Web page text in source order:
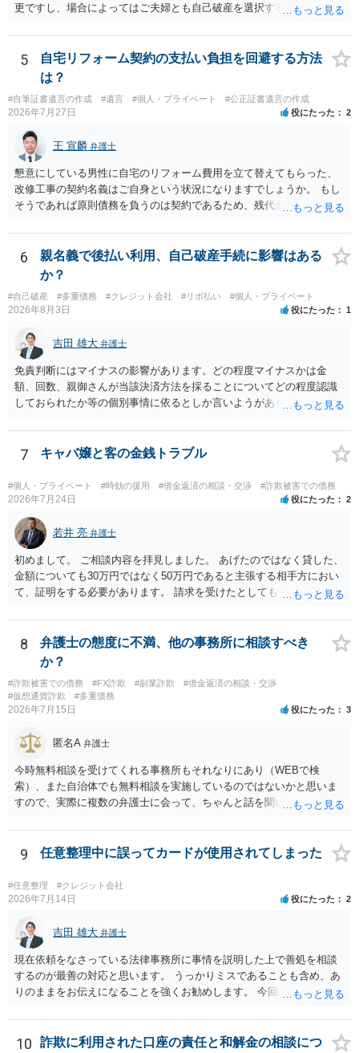
更ですし、場合によってはご夫婦とも自己破産を選択する方法もある
5
自宅リフォーム契約の支払い負担を回避する方法
は？
#自筆証書遺言の作成 #遺言 #個人・プライベート #公正証書遺言の作成
2026年7月27日 役にたった 2
王 宣麟 弁護士
懇意にしている男性に自宅のリフォーム費用を立て替えてもらった、
改修工事の契約名義はご自身という状況になりますでしょうか。 もし
そうであれば原則債務を負うのは契約であるため、残代金を捻出して
ます。 入籍した場合でも、原則契約者が単独で全ての債務を負うこと
には変わりがありません。 なかなか対応に難しい案件であり、公開の
場でアドバイスを行うのも限界があるように思われますので、資料等
を持参のうえ個別に弁護士に相談されることをお勧めします。
6
親名義で後払い利用、自己破産手続に影響はある
か？
#自己破産 #多重債務 #クレジット会社 #リボ払い #個人・プライベート
2026年8月3日 役にたった 1
吉田 雄大 弁護士
免責判断にはマイナスの影響があります。どの程度マイナスかは金
額、回数、親御さんが当該決済方法を採ることについてどの程度認識
しておられたか等の個別事情に依るとしか言いようがありません。 と
なって相談し、善後策を考えることをお勧めします。
7 キャバ嬢と客の金銭トラブル
#個人・プライベート #時効の援用 #借金返済の相談・交渉 #詐欺被害での債務
2026年7月24日 役にたった 2
若井 亮 弁護士
初めまして。 ご相談内容を拝見しました。 あげたのではなく貸した、
金額についても30万円ではなく50万円であると主張する相手方におい
て、証明をする必要があります。 請求を受けたとしても、もらったも
れることになるでしょう。 請求があるまでは、こちらからアクション
を起こす必要はないかと思います。
8
弁護士の態度に不満、他の事務所に相談すべき
か？
#詐欺被害での債務 #FX詐欺 #副業詐欺
#借金返済の相談・交渉
#仮想通貨詐欺
#多重債務
2026年7月15日 役にたった 3
匿名A 弁護士
今時無料相談を受けてくれる事務所もそれなりにあり（WEBで検
索）、また自治体でも無料相談を実施しているのではないかと思いま
すので、実際に複数の弁護士に会って、ちゃんと話を聞いてくれる
はそもそも事案を把握できていないようですので、御相談の案件につ
いては弁護士として能力不足なのかもしれません。相手にしない方が
良いと思います。ただ、仮想通貨詐欺の被害回復は現実的には難しい
かもしれません。
9 任意整理中に誤ってカードが使用されてしまった
#任意整理 #クレジット会社
2026年7月14日 役にたった 2
吉田 雄大 弁護士
現在依頼をなさっている法律事務所に事情を説明した上で善処を相談
するのが最善の対応と思います。 うっかりミスであることも含め、あ
りのままをお伝えになることを強くお勧めします。 今回のできごとだ
早ければ早いほどいいのは間違いありません。 ご健闘をお祈りいたし
ます。
10
詐欺に利用された口座の責任と和解金の相談につ